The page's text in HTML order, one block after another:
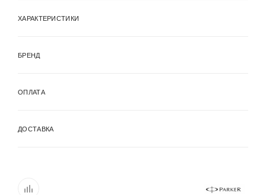
ХАРАКТЕРИСТИКИ
БРЕНД
ОПЛАТА
ДОСТАВКА